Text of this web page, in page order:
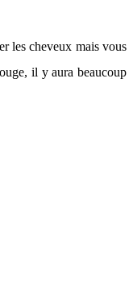
les cheveux mais vous
il y aura beaucoup